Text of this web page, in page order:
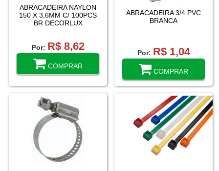
ABRACADEIRA NAYLON
150 X 3,6MM C/ 100PCS
BR DECORLUX
Por: R$ 8,62
COMPRAR
ABRACADEIRA 3/4 PVC
BRANCA
Por: R$ 1,04
COMPRAR